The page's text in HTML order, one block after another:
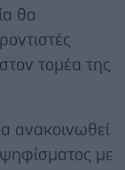
θα
τομέα της
ανακοινωθεί
με